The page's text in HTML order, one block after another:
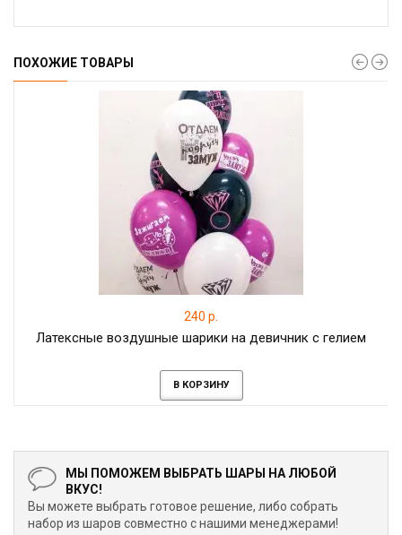
ПОХОЖИЕ ТОВАРЫ
240 р.
Латексные воздушные шарики на девичник с гелием
В КОРЗИНУ
МЫ ПОМОЖЕМ ВЫБРАТЬ ШАРЫ НА ЛЮБОЙ
ВКУС!
Вы можете выбрать готовое решение, либо собрать
набор из шаров совместно с нашими менеджерами!